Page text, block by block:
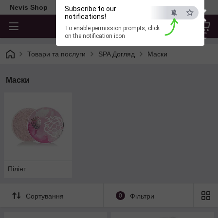
×
ESC
Subscribe to our
notifications!
To enable permission prompts, click
on the notification icon
Nevis Shop
Товари та послуги SPA Догляд Маски
Маски
Пілінг
Сортування 0 Фільтри